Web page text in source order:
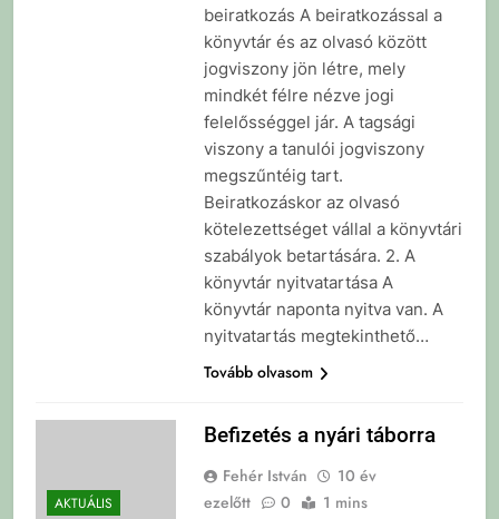
beiratkozás A beiratkozással a
könyvtár és az olvasó között
jogviszony jön létre, mely
mindkét félre nézve jogi
felelősséggel jár. A tagsági
viszony a tanulói jogviszony
megszűntéig tart.
Beiratkozáskor az olvasó
kötelezettséget vállal a könyvtári
szabályok betartására. 2. A
könyvtár nyitvatartása A
könyvtár naponta nyitva van. A
nyitvatartás megtekinthető…
Tovább olvasom
AKTUÁLIS
Befizetés a nyári táborra
Fehér István
10 év
ezelőtt
0 1 mins